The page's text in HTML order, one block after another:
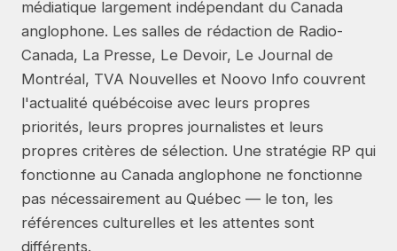
médiatique largement indépendant du Canada
anglophone. Les salles de rédaction de Radio-
Canada, La Presse, Le Devoir, Le Journal de
Montréal, TVA Nouvelles et Noovo Info couvrent
l'actualité québécoise avec leurs propres
priorités, leurs propres journalistes et leurs
propres critères de sélection. Une stratégie RP qui
fonctionne au Canada anglophone ne fonctionne
pas nécessairement au Québec — le ton, les
références culturelles et les attentes sont
différents.